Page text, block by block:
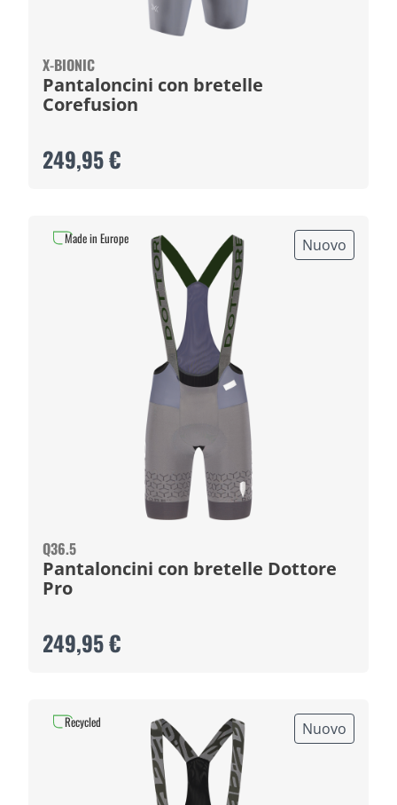
X-BIONIC
Pantaloncini con bretelle
Corefusion
249,95 €
Nuovo
Q36.5
Pantaloncini con bretelle Dottore
Pro
249,95 €
Made in Europe
Nuovo
Recycled